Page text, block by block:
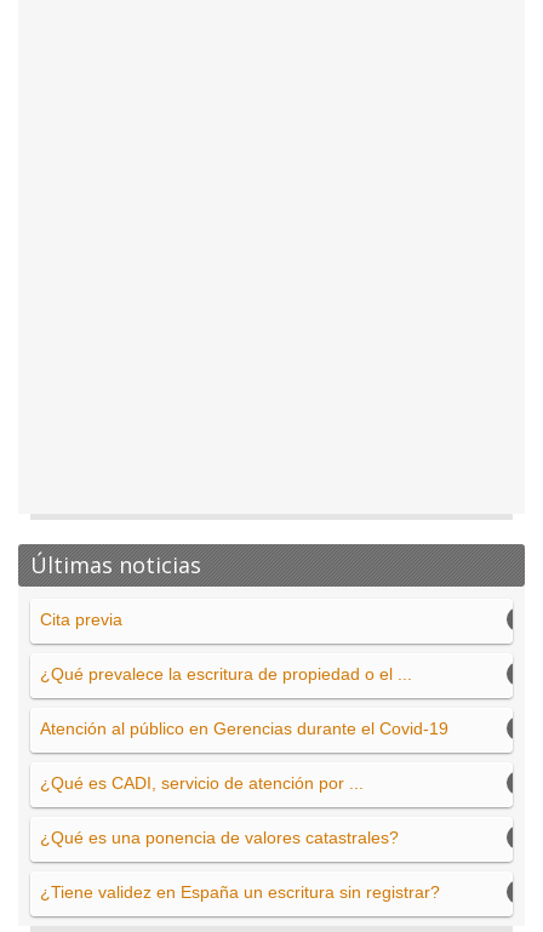
Últimas noticias
Cita previa
¿Qué prevalece la escritura de propiedad o el ...
Atención al público en Gerencias durante el Covid-19
¿Qué es CADI, servicio de atención por ...
¿Qué es una ponencia de valores catastrales?
¿Tiene validez en España un escritura sin registrar?